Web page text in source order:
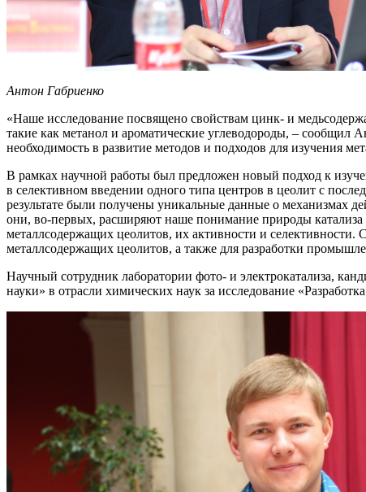
Антон Габриенко
«Наше исследование посвящено свойствам цинк- и
такие как метанол и ароматические углеводороды, – сообщил
необходимость в развитие методов и подходов для изучения
В рамках научной работы был предложен новый подход к
в селективном введении одного типа центров в цеолит с
результате были получены уникальные данные о механизмах
они, во-первых, расширяют наше понимание природы катализа
металлсодержащих цеолитов, их активности и
металлсодержащих цеолитов, а также для разработки
Научный сотрудник лаборатории фото- и электрокатализа,
науки» в отрасли химических наук за исследование